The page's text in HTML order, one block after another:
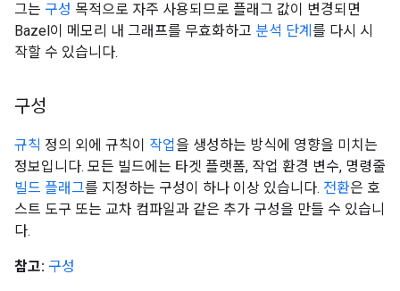
그는 구성 목적으로 자주 사용되므로 플래그 값이 변경되면
Bazel이 메모리 내 그래프를 무효화하고 분석 단계 를 다시 시
작할 수 있습니다.
구성
규칙 정의 외에 규칙이 작업을 생성하는 방식에 영향을 미치는
정보입니다. 모든 빌드에는 타겟 플랫폼, 작업 환경 변수, 명령줄
빌드 플래그를 지정하는 구성이 하나 이상 있습니다. 전환은 호
스트 도구 또는 교차 컴파일과 같은 추가 구성을 만들 수 있습니
다.
참고: 구성